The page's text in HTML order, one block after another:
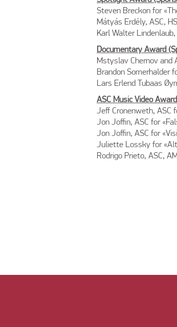
Steven Breckon for
Mátyás Erdély, ASC,
Karl Walter
Documentary Award
Mstyslav Chernov and
Brandon Somerhalder
Lars Erlend Tubaas
ASC Music Video
Jeff Cronenweth, ASC
Jon Joffin, ASC for
Jon Joffin, ASC for
Juliette Lossky for
Rodrigo Prieto, ASC,